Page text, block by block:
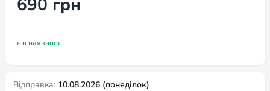
є в наявності
є в наявності
Відправка: 10.08.2026 (понеділок)